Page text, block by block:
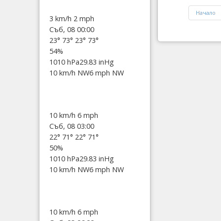
Начало
3 km/h 2 mph
Съб, 08 00:00
23° 73° 23° 73°
54%
1010 hPa29.83 inHg
10 km/h NW6 mph NW
10 km/h 6 mph
Съб, 08 03:00
22° 71° 22° 71°
50%
1010 hPa29.83 inHg
10 km/h NW6 mph NW
10 km/h 6 mph